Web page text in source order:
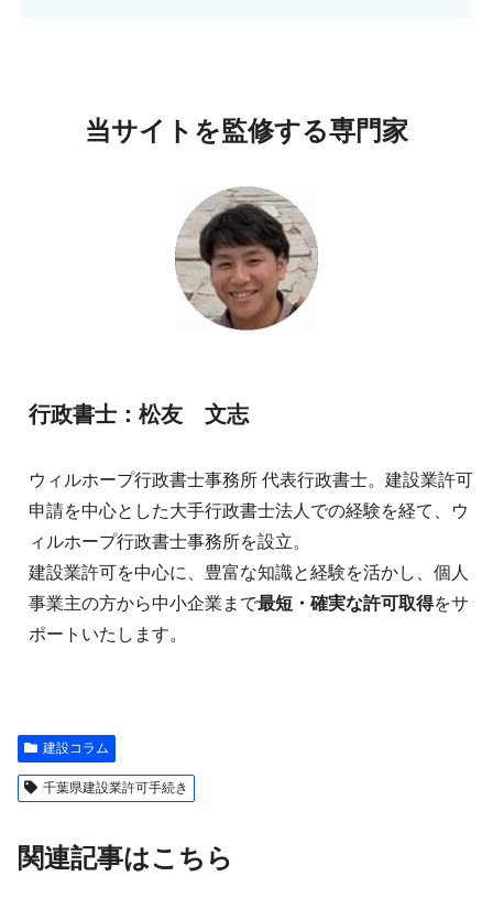
当サイトを監修する専門家
行政書士：松友 文志
ウィルホープ行政書士事務所 代表行政書士。建設業許可
申請を中心とした大手行政書士法人での経験を経て、ウ
ィルホープ行政書士事務所を設立。
建設業許可を中心に、豊富な知識と経験を活かし、個人
事業主の方から中小企業まで最短・確実な許可取得をサ
ポートいたします。
建設コラム
千葉県建設業許可手続き
関連記事はこちら